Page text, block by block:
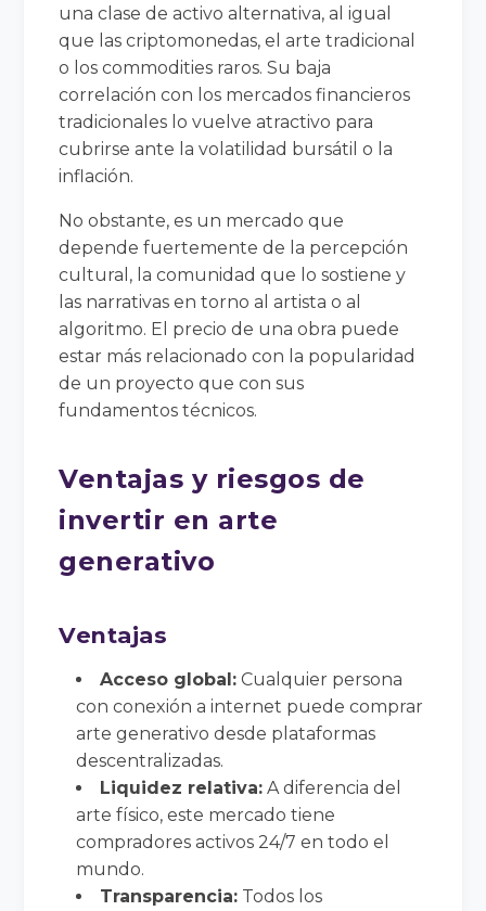
una clase de activo alternativa, al igual
que las criptomonedas, el arte tradicional
o los commodities raros. Su baja
correlación con los mercados financieros
tradicionales lo vuelve atractivo para
cubrirse ante la volatilidad bursátil o la
inflación.
No obstante, es un mercado que
depende fuertemente de la percepción
cultural, la comunidad que lo sostiene y
las narrativas en torno al artista o al
algoritmo. El precio de una obra puede
estar más relacionado con la popularidad
de un proyecto que con sus
fundamentos técnicos.
Ventajas y riesgos de
invertir en arte
generativo
Ventajas
Acceso global: Cualquier persona
con conexión a internet puede comprar
arte generativo desde plataformas
descentralizadas.
Liquidez relativa: A diferencia del
arte físico, este mercado tiene
compradores activos 24/7 en todo el
mundo.
Transparencia: Todos los